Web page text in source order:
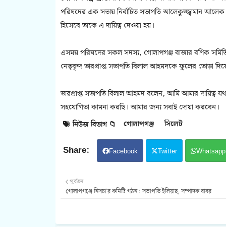
পরিষদের এক সভায় নির্বাচিত সভাপতি আলেকুজ্জ্বামান আলেক
হিসেবে তাকে এ দায়িত্ব দেওয়া হয়।
এসময় পরিষদের সকল সদস্য, গোলাপগঞ্জ বাজার বণিক
নেতৃবৃন্দ ভারপ্রাপ্ত সভাপতি বিলাল আহমদকে ফুলের তোড়া
ভারপ্রাপ্ত সভাপতি বিলাল আহমদ বলেন, আমি আমার দায়িত্ব
সহযোগিতা কামনা করছি। আমার জন্য সবাই দোয়া করবেন।
নিউজ বিভাগ 📁 গোলাপগঞ্জ সিলেট
Facebook Twitter Whatsapp
পূর্বতন
গোলাপগঞ্জে নিসচা'র কমিটি গঠন : সভাপতি ইলিয়াছ, সম্পাদক বাবর